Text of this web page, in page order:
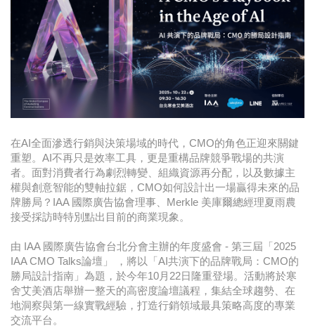
在AI全面滲透行銷與決策場域的時代，CMO的角色正迎來關鍵
重塑。AI不再只是效率工具，更是重構品牌競爭戰場的共演
者。面對消費者行為劇烈轉變、組織資源再分配，以及數據主
權與創意智能的雙軸拉鋸，CMO如何設計出一場贏得未來的品
牌勝局？IAA 國際廣告協會理事、Merkle 美庫爾總經理夏雨農
接受採訪時特別點出目前的商業現象。
由 IAA 國際廣告協會台北分會主辦的年度盛會 - 第三屆「2025
IAA CMO Talks論壇」 ，將以「AI共演下的品牌戰局：CMO的
勝局設計指南」為題，於今年10月22日隆重登場。活動將於寒
舍艾美酒店舉辦一整天的高密度論壇議程，集結全球趨勢、在
地洞察與第一線實戰經驗，打造行銷領域最具策略高度的專業
交流平台。
CSD中衛營運長張德成：中衛跳脫框架 玩出口罩新
時尚
金獎的代價 牛恆泰：沒人知道我失去什麼！
台灣百事食品 注重品牌體驗創造差異化
牛恆泰：媒體產業蛻變關鍵期，數位轉型該怎麼
搞？（上）